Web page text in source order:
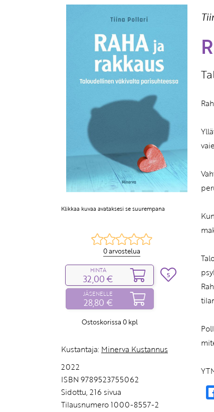
Klikkaa kuvaa avataksesi se suurempana
0 arvostelua
HINTA
32,00 €
JÄSENELLE
28,80 €
Ostoskorissa 0kpl
5
Kustantaja: Minerva Kustannus
2022
ISBN 9789523755062
Sidottu, 216 sivua
Tilausnumero 1000-8557-2